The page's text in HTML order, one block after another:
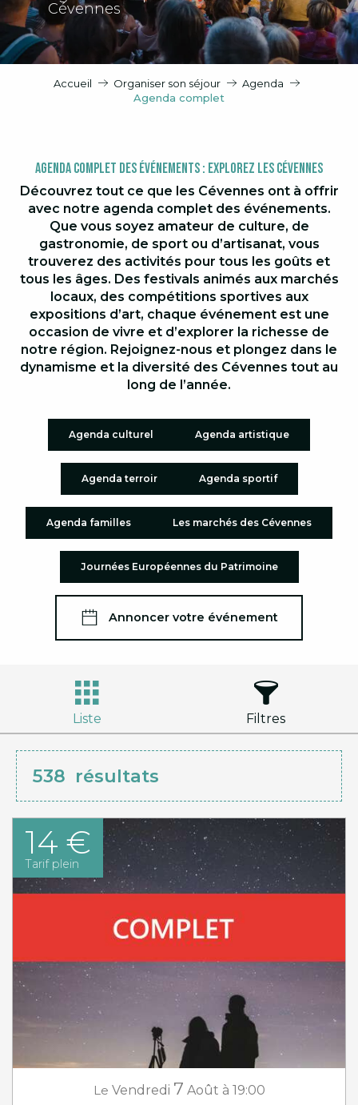
Cévennes
Accueil Organiser son séjour
Agenda
Agenda complet
Agenda Complet des Événements : Explorez les Cévennes
Découvrez tout ce que les Cévennes ont à offrir
avec notre agenda complet des événements.
Que vous soyez amateur de culture, de
gastronomie, de sport ou d’artisanat, vous
trouverez des activités pour tous les goûts et
tous les âges. Des festivals animés aux marchés
locaux, des compétitions sportives aux
expositions d’art, chaque événement est une
occasion de vivre et d’explorer la richesse de
notre région. Rejoignez-nous et plongez dans le
dynamisme et la diversité des Cévennes tout au
long de l’année.
Agenda culturel Agenda artistique
Agenda terroir Agenda sportif
Agenda familles Les marchés des Cévennes
Journées Européennes du Patrimoine
Annoncer votre événement
Liste Filtres
538 résultats
14 €
Tarif plein
Le Vendredi 7 Août à 19:00